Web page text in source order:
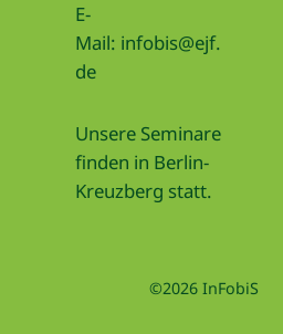
E-
Mail: infobis@ejf.
de
Unsere Seminare
finden in Berlin-
Kreuzberg statt.
©2026 InFobiS